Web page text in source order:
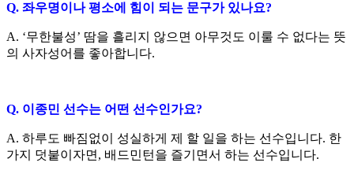
Q. 좌우명이나 평소에 힘이 되는 문구가 있나요?
A. ‘무한불성’ 땀을 흘리지 않으면 아무것도 이룰 수 없다는 뜻
의 사자성어를 좋아합니다.
Q. 이종민 선수는 어떤 선수인가요?
A. 하루도 빠짐없이 성실하게 제 할 일을 하는 선수입니다. 한
가지 덧붙이자면, 배드민턴을 즐기면서 하는 선수입니다.